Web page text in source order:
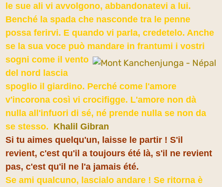
le sue ali vi avvolgono, abbandonatevi a lui.
Benché la spada che nasconde tra le penne
possa ferirvi. E quando vi parla, credetelo. Anche
se la sua voce può mandare in frantumi i vostri
sogni come il vento
del nord lascia
spoglio il giardino. Perché come l'amore
v'incorona così vi crocifigge. L'amore non dà
nulla all'infuori di sé, né prende nulla se non da
se stesso. Khalil Gibran
Si tu aimes quelqu'un, laisse le partir ! S'il
revient, c'est qu'il a toujours été là, s'il ne revient
pas, c'est qu'il ne l'a jamais été.
Se ami qualcuno, lascialo andare ! Se ritorna è